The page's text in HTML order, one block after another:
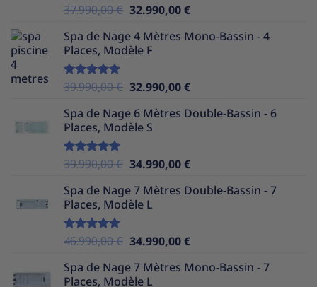
Note5.00
37.990,00€ Le
initial
était :
32.990,00€Le
actuel
Spa de Nage 4 Mètres Mono-Bassin - 4
Places, Modèle F
Note5.00
39.990,00€ Le
initial
était :
32.990,00€Le
actuel
Spa de Nage 6 Mètres Double-Bassin - 6
Places, Modèle S
Note5.00
39.990,00€ Le
initial
était :
34.990,00€Le
actuel
Spa de Nage 7 Mètres Double-Bassin - 7
Places, Modèle L
Note5.00
46.990,00€ Le
initial
34.990,00€Le
actuel
Spa de Nage 7 Mètres Mono-Bassin - 7
Places, Modèle L